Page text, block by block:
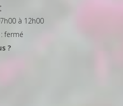
à 12h00
fermé
?